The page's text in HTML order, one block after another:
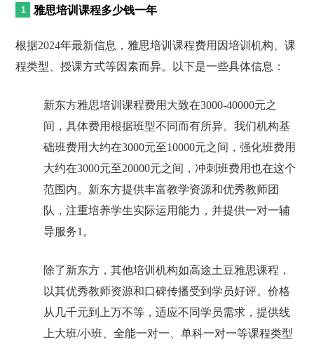
雅思培训课程多少钱一年
根据2024年最新信息，雅思培训课程费用因培训机构、课
程类型、授课方式等因素而异。以下是一些具体信息：
新东方雅思培训课程费用大致在3000-40000元之
间，具体费用根据班型不同而有所异。我们机构基
础班费用大约在3000元至10000元之间，强化班费用
大约在3000元至20000元之间，冲刺班费用也在这个
范围内。新东方提供丰富教学资源和优秀教师团
队，注重培养学生实际运用能力，并提供一对一辅
导服务1。
除了新东方，其他培训机构如高途土豆雅思课程，
以其优秀教师资源和口碑传播受到学员好评。价格
从几千元到上万不等，适应不同学员需求，提供线
上大班/小班、全能一对一、单科一对一等课程类型